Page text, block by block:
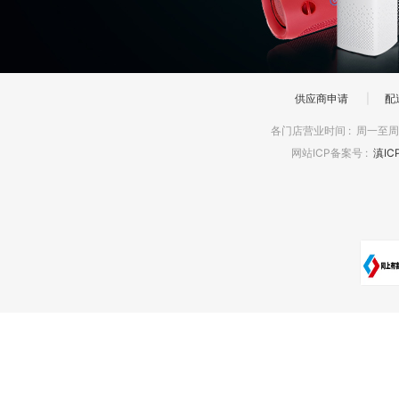
供应商申请 配
各门店营业时间 : 周一至
网站ICP备案号 : 滇